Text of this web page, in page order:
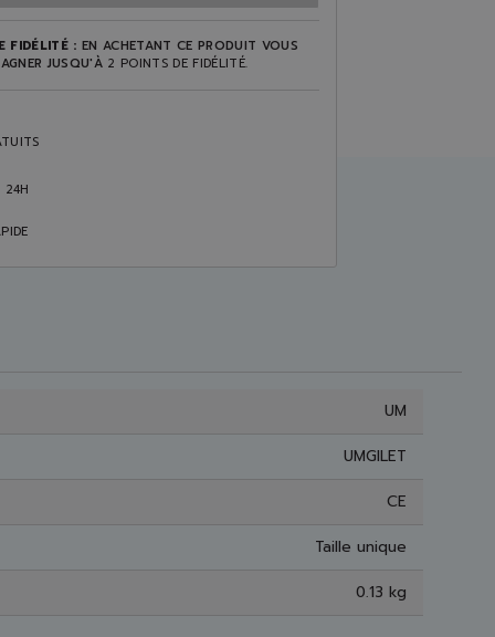
FIDÉLITÉ : EN ACHETANT CE PRODUIT VOUS
JUSQU'À 2 POINTS DE FIDÉLITÉ.
24H
UM
UMGILET
CE
Taille unique
0.13 kg